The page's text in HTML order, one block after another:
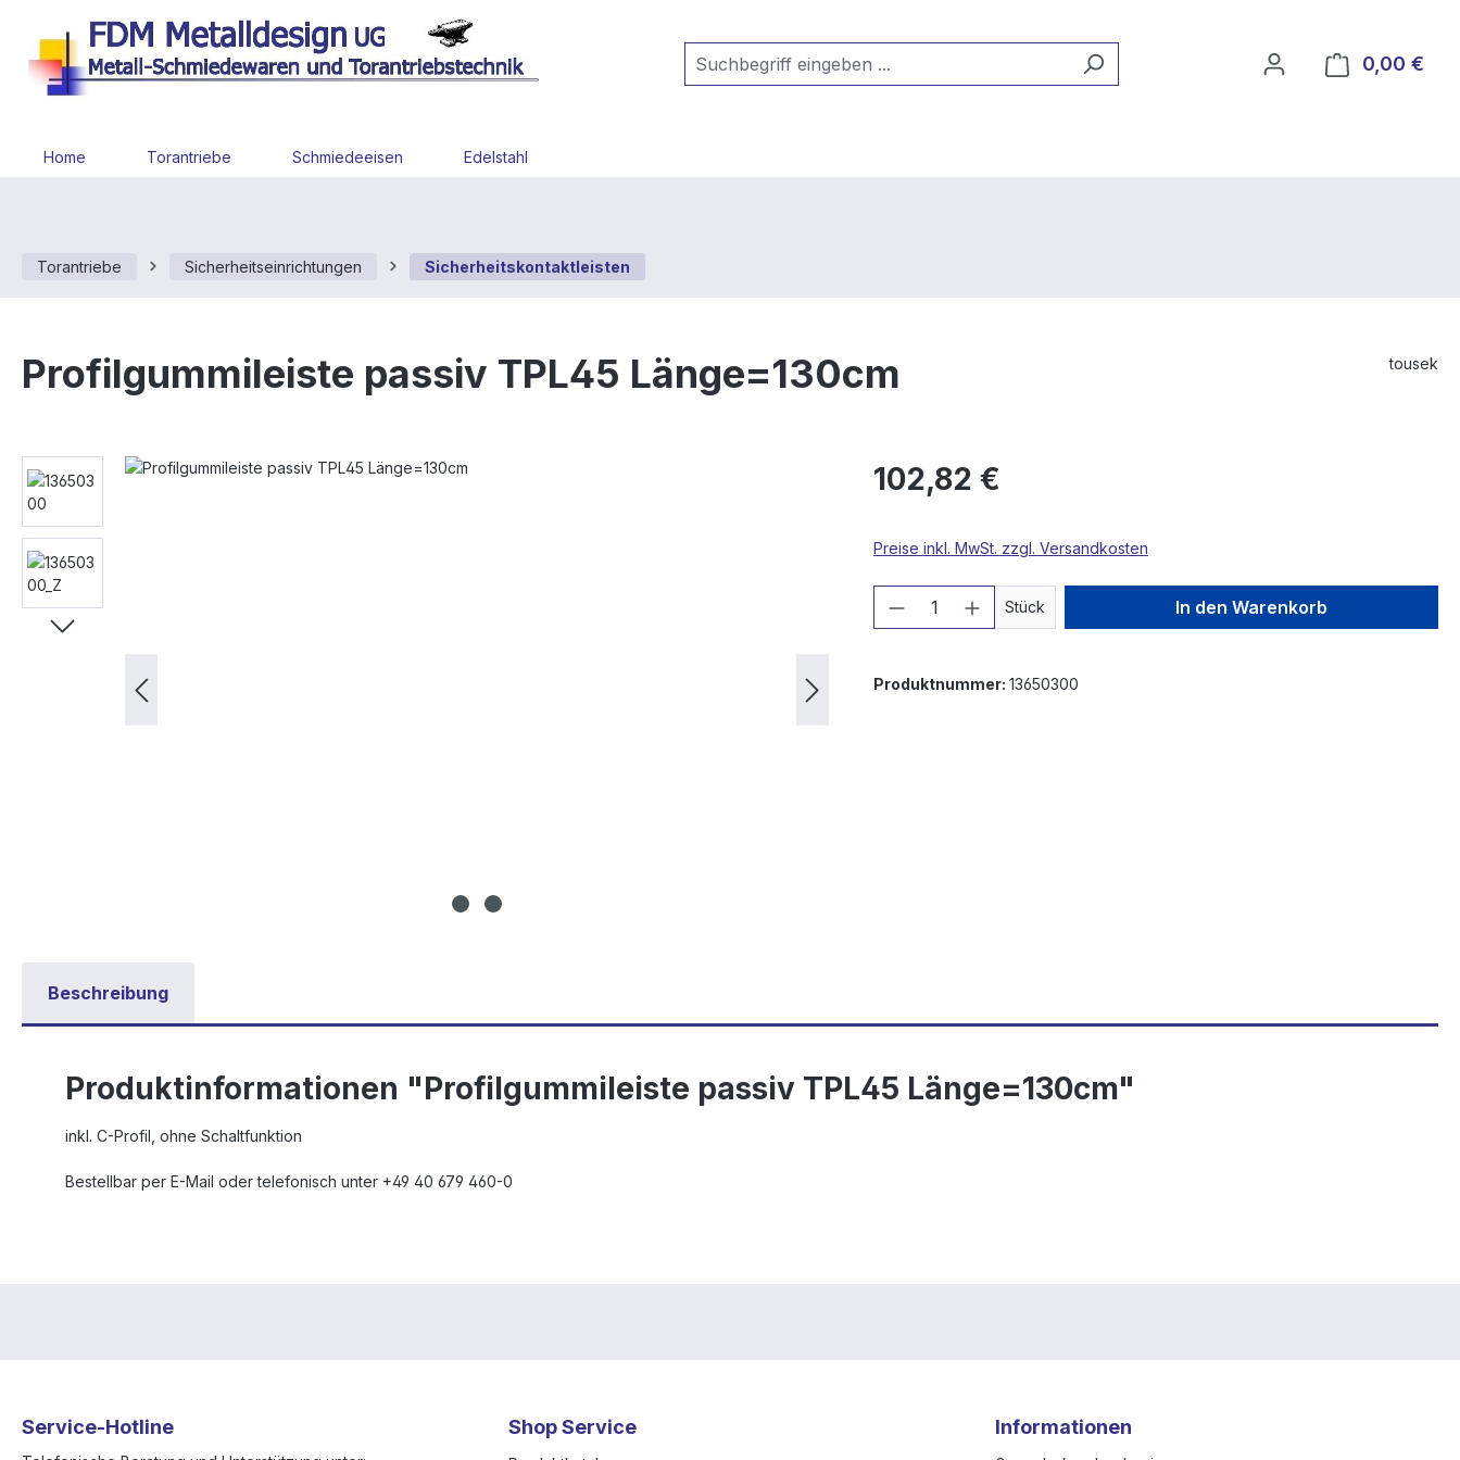
Hauptinhalt springen
Zur Suche springen
Zur Hauptnavigation springen
0,00 €
Home Torantriebe Schmiedeeisen Edelstahl
Torantriebe Sicherheitseinrichtungen Sicherheitskontaktleisten
Profilgummileiste passiv TPL45 Länge=130cm tousek
Bildergalerie überspringen 102,82 €
Preise inkl. MwSt. zzgl. Versandkosten
Produkt Anzahl: Gib den gewünschten Wert
Stück In den Warenkorb
Produktnummer: 13650300
Beschreibung
Produktinformationen "Profilgummileiste passiv TPL45 Länge=130cm"
inkl. C-Profil, ohne Schaltfunktion
Bestellbar per E-Mail oder telefonisch unter +49 40 679 460-0
Service-Hotline Shop Service Informationen